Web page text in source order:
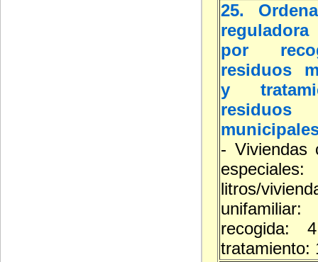
25.
por
residuos
y
- Viviendas
litros/
recogida:
tratamiento: